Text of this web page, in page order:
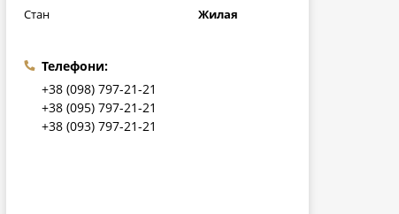
Стан
Жилая
Телефони:
+38 (098) 797-21-21
+38 (095) 797-21-21
+38 (093) 797-21-21